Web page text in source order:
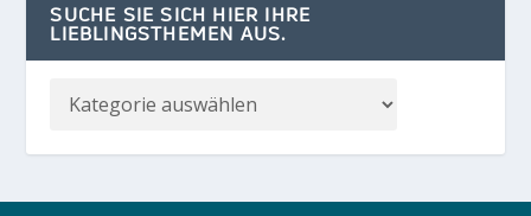
SUCHE SIE SICH HIER IHRE
LIEBLINGSTHEMEN AUS.